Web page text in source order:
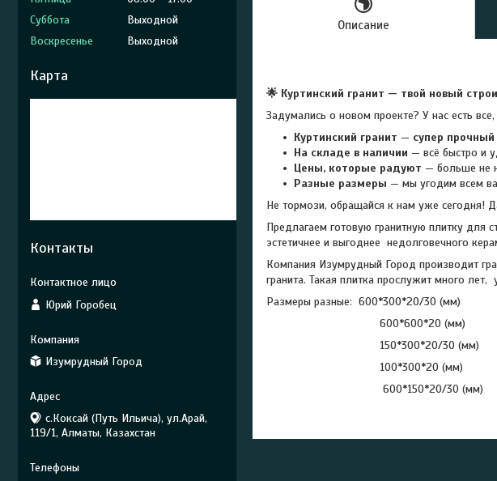
Описание
🌟 Куртинский гранит — твой новый
Задумались о новом проекте? У нас есть
Куртинский гранит — супер прочный
На складе в наличии — всё быстро и
Цены, которые радуют — больше не
Разные размеры — мы угодим всем
Не тормози, обращайся к нам уже сегодня!
Предлагаем готовую гранитную плитку для
эстетичнее и выгоднее недолговечного
Компания Изумрудный Город производит
гранита. Такая плитка прослужит много
Размеры разные: 600*300*20/30 (мм)
600*600*20 (мм)
150*300*20/30 (мм)
100*300*20 (мм)
600*150*20/30 (мм)
Суббота
Выходной
Воскресенье
Выходной
Карта
Контакты
Юрий Горобец
Изумрудный Город
с.Коксай (Путь Ильича), ул.Арай,
119/1, Алматы, Казахстан